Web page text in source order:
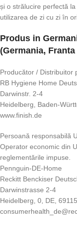
și o strălucire perfectă
utilizarea de zi cu zi în
Produs in
(Germania,
Producător / Distribuitor
RB Hygiene Home
Darwinstr. 2-4
Heidelberg, Baden-
www.finish.de
Persoană responsabilă
Operator economic din
reglementările impuse.
Pennguin-DE-Home
Reckitt Benckiser
Darwinstrasse 2-4
Heidelberg, 0, DE, 69115